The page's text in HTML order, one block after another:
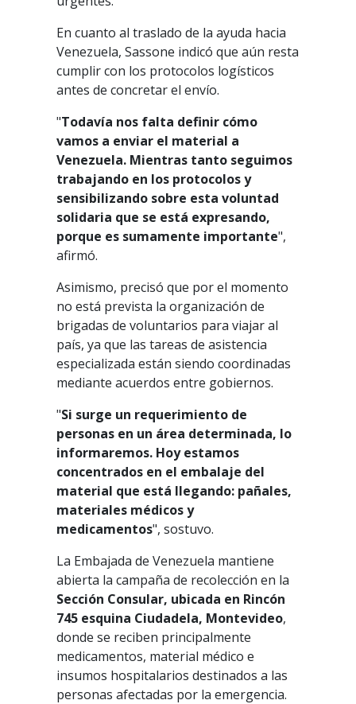
En cuanto al traslado de la ayuda hacia
Venezuela, Sassone indicó que aún resta
cumplir con los protocolos logísticos
antes de concretar el envío.
"Todavía nos falta definir cómo
vamos a enviar el material a
Venezuela. Mientras tanto seguimos
trabajando en los protocolos y
sensibilizando sobre esta voluntad
solidaria que se está expresando,
porque es sumamente importante",
afirmó.
Asimismo, precisó que por el momento
no está prevista la organización de
brigadas de voluntarios para viajar al
país, ya que las tareas de asistencia
especializada están siendo coordinadas
mediante acuerdos entre gobiernos.
"Si surge un requerimiento de
personas en un área determinada, lo
informaremos. Hoy estamos
concentrados en el embalaje del
material que está llegando: pañales,
materiales médicos y
medicamentos", sostuvo.
La Embajada de Venezuela mantiene
abierta la campaña de recolección en la
Sección Consular, ubicada en Rincón
745 esquina Ciudadela, Montevideo,
donde se reciben principalmente
medicamentos, material médico e
insumos hospitalarios destinados a las
personas afectadas por la emergencia.